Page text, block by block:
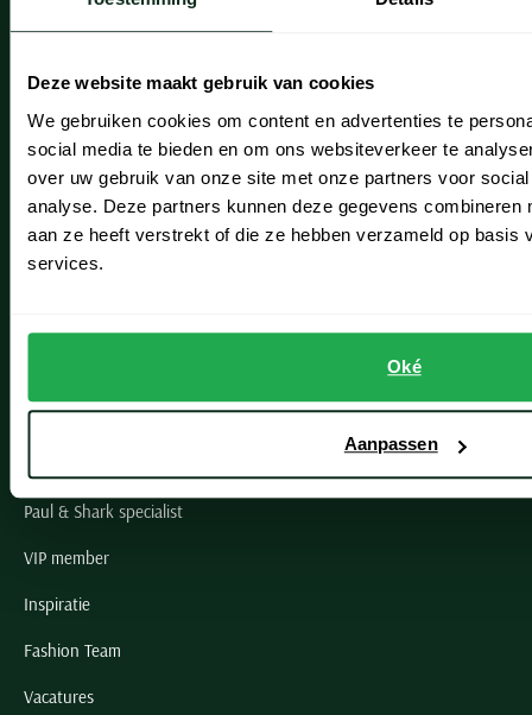
Deze website maakt gebruik van cookies
We gebruiken cookies om content en advertenties te
social media te bieden en om ons websiteverkeer te
over uw gebruik van onze site met onze partners voor
analyse. Deze partners kunnen deze gegevens combineren
aan ze heeft verstrekt of die ze hebben verzameld op basis
services.
Oké
Aanpassen
Hillegom
Leiderdorp
Lisse
Noordwijk
Schulte Herenmode
Paul & Shark specialist
VIP member
Inspiratie
Fashion Team
Vacatures